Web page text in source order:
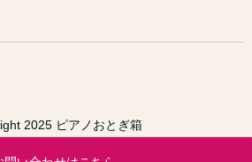
2025 ピアノおとぎ箱